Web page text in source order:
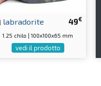
49€
labradorite
1.25 chilo | 100x100x65 mm
vedi il prodotto